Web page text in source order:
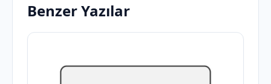
Benzer Yazılar